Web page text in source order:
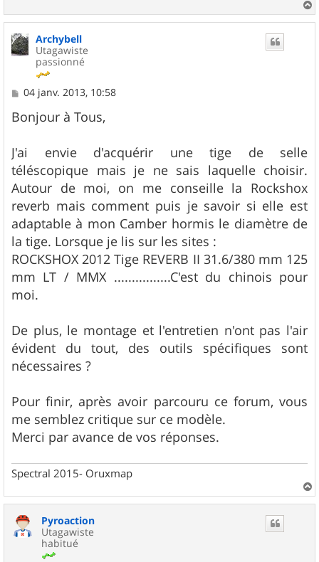
a
Archybell
Utagawiste
passionné
M
s
s
g
e
04 janv. 2013, 10:58
Bonjour à Tous,
J'ai envie d'acquérir une tige de selle
téléscopique mais je ne sais laquelle choisir.
Autour de moi, on me conseille la Rockshox
reverb mais comment puis je savoir si elle est
adaptable à mon Camber hormis le diamètre de
la tige. Lorsque je lis sur les sites :
ROCKSHOX 2012 Tige REVERB II 31.6/380 mm 125
mm LT / MMX ................C'est du chinois pour
moi.
De plus, le montage et l'entretien n'ont pas l'air
évident du tout, des outils spécifiques sont
nécessaires ?
Pour finir, après avoir parcouru ce forum, vous
me semblez critique sur ce modèle.
Merci par avance de vos réponses.
Spectral 2015- Oruxmap
a
Pyroaction
Utagawiste
habitué